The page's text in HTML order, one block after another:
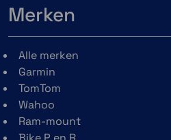
Merken
Alle merken
Garmin
TomTom
Wahoo
Ram-mount